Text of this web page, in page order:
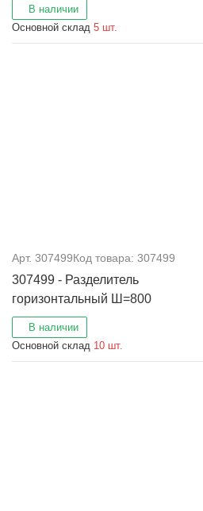
В наличии
Основной склад 5 шт.
Арт. 307499Код товара: 307499
307499 - Разделитель
горизонтальный Ш=800
В наличии
Основной склад 10 шт.